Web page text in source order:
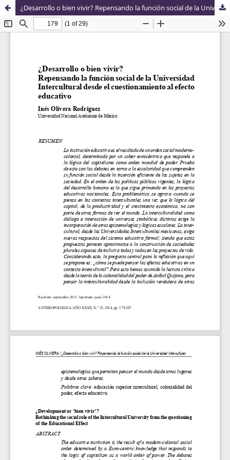
¿Desarrollo o bien vivir? Repensando la función social de la Universidad Intercultural desde el cuestionamiento al efecto educativo